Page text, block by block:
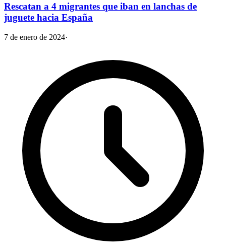
Rescatan a 4 migrantes que iban en lanchas de
juguete hacia España
7 de enero de 2024·